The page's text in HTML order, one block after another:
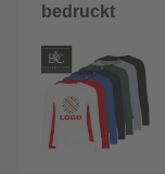
bedruckt